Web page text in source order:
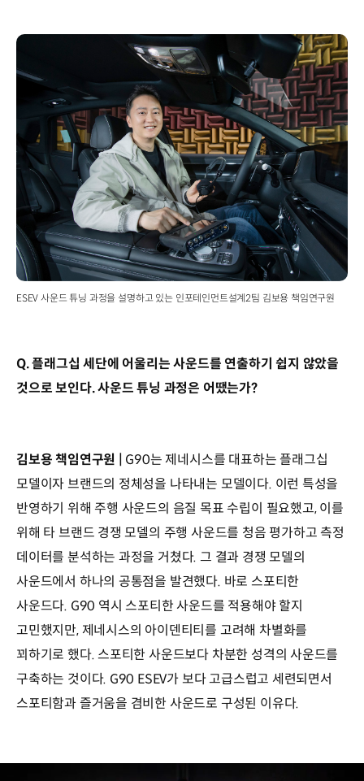
ESEV 사운드 튜닝 과정을 설명하고 있는 인포테인먼트설계2팀 김보용 책임연구원
Q. 플래그십 세단에 어울리는 사운드를 연출하기 쉽지 않았을
것으로 보인다. 사운드 튜닝 과정은 어땠는가?
김보용 책임연구원 |
G90는 제네시스를 대표하는 플래그십
모델이자 브랜드의 정체성을 나타내는 모델이다. 이런 특성을
반영하기 위해 주행 사운드의 음질 목표 수립이 필요했고, 이를
위해 타 브랜드 경쟁 모델의 주행 사운드를 청음 평가하고 측정
데이터를 분석하는 과정을 거쳤다. 그 결과 경쟁 모델의
사운드에서 하나의 공통점을 발견했다. 바로 스포티한
사운드다. G90 역시 스포티한 사운드를 적용해야 할지
고민했지만, 제네시스의 아이덴티티를 고려해 차별화를
꾀하기로 했다. 스포티한 사운드보다 차분한 성격의 사운드를
구축하는 것이다. G90 ESEV가 보다 고급스럽고 세련되면서
스포티함과 즐거움을 겸비한 사운드로 구성된 이유다.